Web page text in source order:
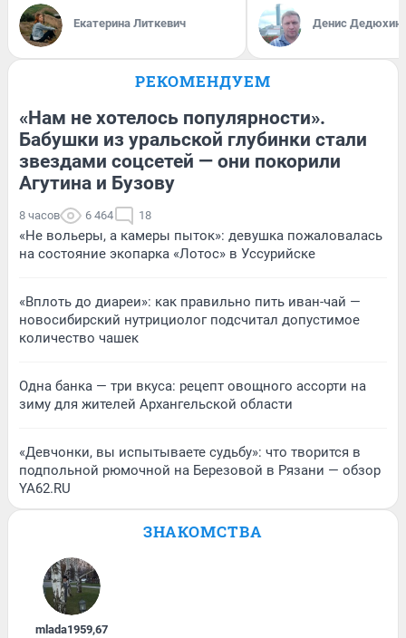
Екатерина Литкевич Денис Дедюхин
РЕКОМЕНДУЕМ
«Нам не хотелось популярности».
Бабушки из уральской глубинки стали
звездами соцсетей — они покорили
Агутина и Бузову
8 часов 6 464 18
«Не вольеры, а камеры пыток»: девушка пожаловалась
на состояние экопарка «Лотос» в Уссурийске
«Вплоть до диареи»: как правильно пить иван-чай —
новосибирский нутрициолог подсчитал допустимое
количество чашек
Одна банка — три вкуса: рецепт овощного ассорти на
зиму для жителей Архангельской области
«Девчонки, вы испытываете судьбу»: что творится в
подпольной рюмочной на Березовой в Рязани — обзор
YA62.RU
ЗНАКОМСТВА
mlada1959,67